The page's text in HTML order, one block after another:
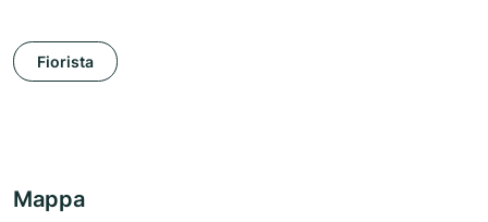
Fiorista
Mappa